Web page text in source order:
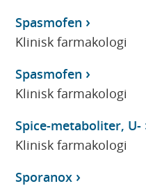
Spasmofen
Klinisk farmakologi
Spasmofen
Klinisk farmakologi
Spice-metaboliter, U-
Klinisk farmakologi
Sporanox